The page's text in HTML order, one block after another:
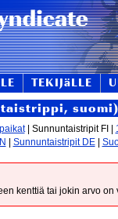
TEKIJäLLE
suomi)
| Sunnuntaistripit FI |
Sunnuntaistripit DE|
kenttiä tai jokin arvo on